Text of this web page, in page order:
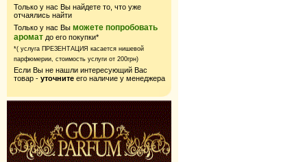
Только у нас Вы найдете то, что уже
отчаялись найти
Только у нас Вы можете попробовать
аромат до его покупки*
*( услуга ПРЕЗЕНТАЦИЯ касается нишевой
парфюмерии, стоимость услуги от 200грн)
Если Вы не нашли интересующий Вас
товар - уточните его наличие у менеджера